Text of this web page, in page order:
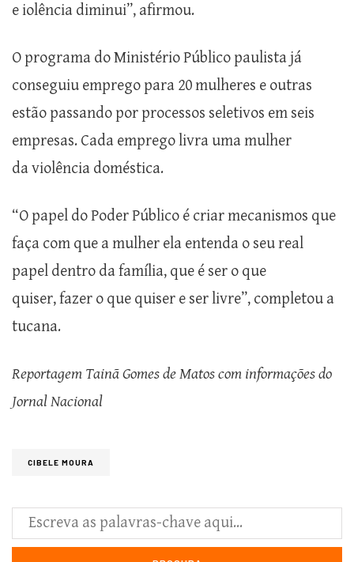
e iolência diminui”, afirmou.
O programa do Ministério Público paulista já
conseguiu emprego para 20 mulheres e outras
estão passando por processos seletivos em seis
empresas. Cada emprego livra uma mulher
da violência doméstica.
“O papel do Poder Público é criar mecanismos que
faça com que a mulher ela entenda o seu real
papel dentro da família, que é ser o que
quiser, fazer o que quiser e ser livre”, completou a
tucana.
Reportagem TainãGomes de Matos com informações do
Jornal Nacional
CIBELE MOURA